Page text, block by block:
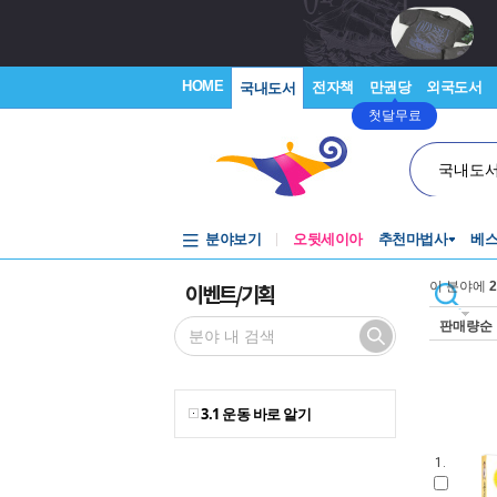
HOME 국내도서 전자책 만권당
첫달무료
외국도서
국내도
분야보기 오뒷세이아 추천마법사 베
이벤트/기획
3.1 운동 바로 알기
이 분야에
판매량순
1.